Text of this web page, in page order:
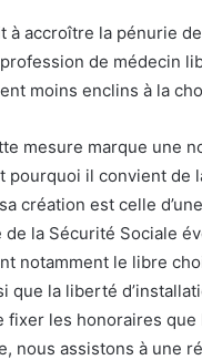
à accroître la pénurie
de médecin
moins enclins à la
mesure marque une
pourquoi il convient
création est celle
la Sécurité Sociale
notamment le libre
la liberté
les honoraires que
nous assistons à une